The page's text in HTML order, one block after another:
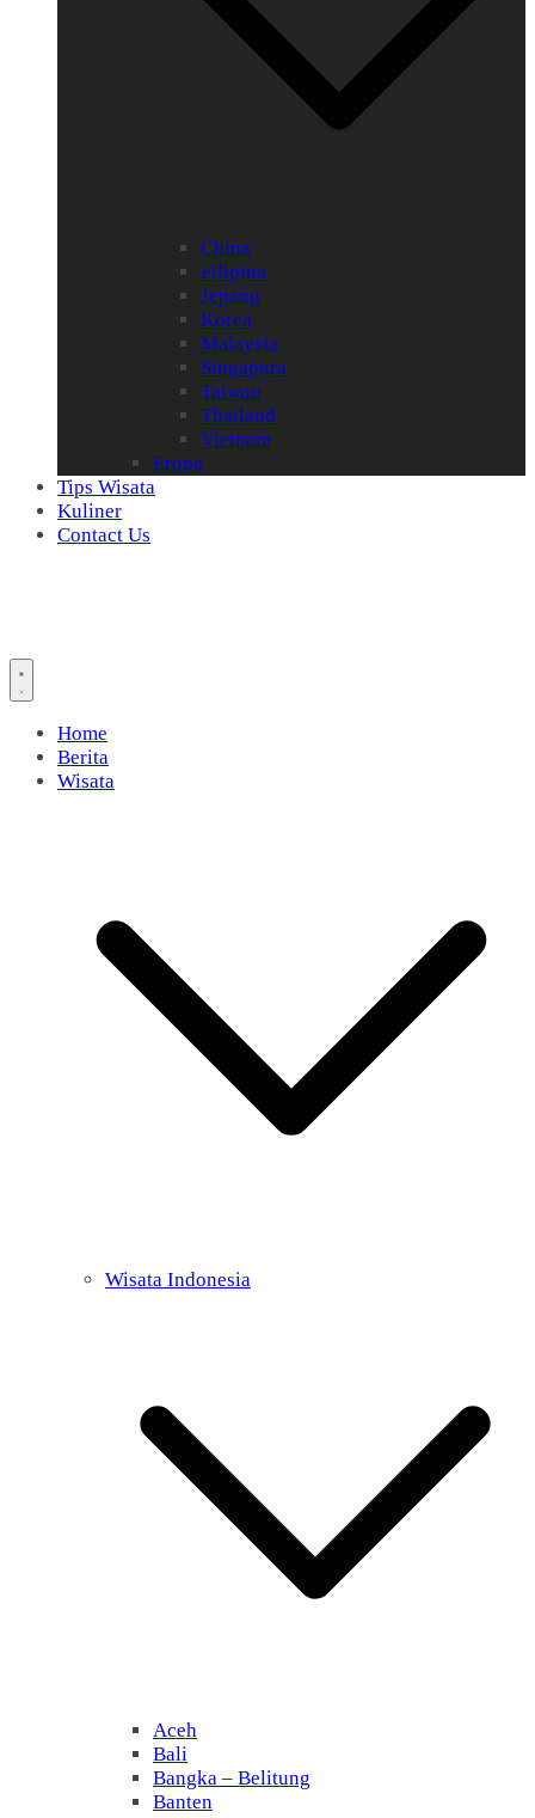
China
Filipina
Jepang
Korea
Malaysia
Singapura
Taiwan
Thailand
Vietnam
Eropa
Tips Wisata
Kuliner
Contact Us
Home
Berita
Wisata
Wisata Indonesia
Aceh
Bali
Bangka – Belitung
Banten